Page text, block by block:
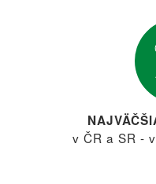
v ČR a SR -